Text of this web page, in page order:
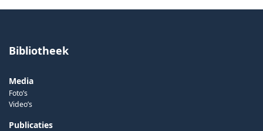
Bibliotheek
Media
Foto’s
Video’s
Publicaties